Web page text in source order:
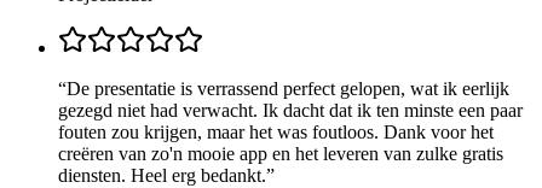
“De presentatie is verrassend perfect gelopen, wat ik eerlijk
gezegd niet had verwacht. Ik dacht dat ik ten minste een paar
fouten zou krijgen, maar het was foutloos. Dank voor het
creëren van zo'n mooie app en het leveren van zulke gratis
diensten. Heel erg bedankt.”